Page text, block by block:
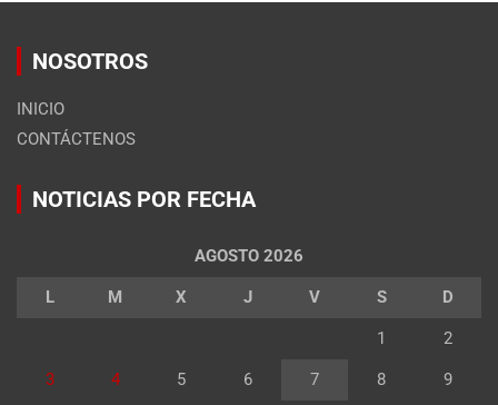
NOSOTROS
INICIO
CONTÁCTENOS
NOTICIAS POR FECHA
AGOSTO 2026
L M X J V S D
1 2
3 4 5 6 7 8 9